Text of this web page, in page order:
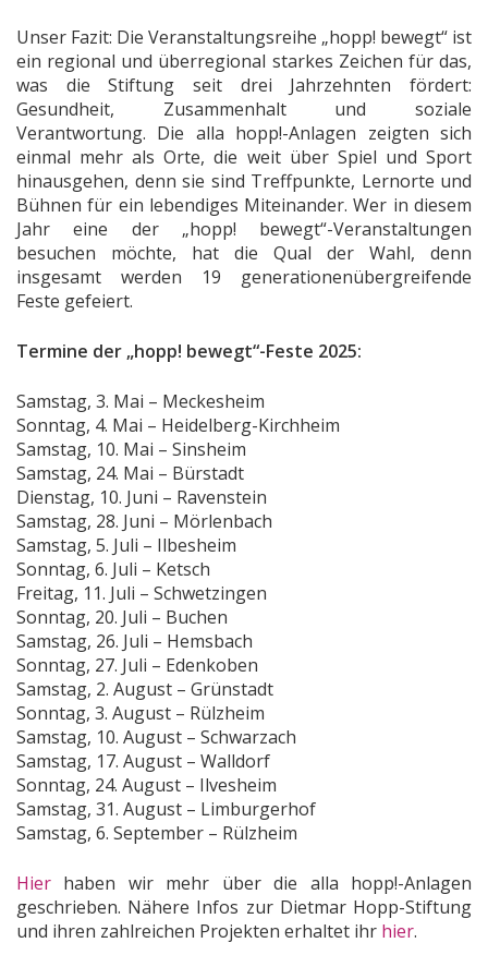
Unser Fazit: Die Veranstaltungsreihe „hopp! bewegt“ ist
ein regional und überregional starkes Zeichen für das,
was die Stiftung seit drei Jahrzehnten fördert:
Gesundheit, Zusammenhalt und soziale
Verantwortung. Die alla hopp!-Anlagen zeigten sich
einmal mehr als Orte, die weit über Spiel und Sport
hinausgehen, denn sie sind Treffpunkte, Lernorte und
Bühnen für ein lebendiges Miteinander. Wer in diesem
Jahr eine der „hopp! bewegt“-Veranstaltungen
besuchen möchte, hat die Qual der Wahl, denn
insgesamt werden 19 generationenübergreifende
Feste gefeiert.
Termine der „hopp! bewegt“-Feste 2025:
Samstag, 3. Mai – Meckesheim
Sonntag, 4. Mai – Heidelberg-Kirchheim
Samstag, 10. Mai – Sinsheim
Samstag, 24. Mai – Bürstadt
Dienstag, 10. Juni – Ravenstein
Samstag, 28. Juni – Mörlenbach
Samstag, 5. Juli – Ilbesheim
Sonntag, 6. Juli – Ketsch
Freitag, 11. Juli – Schwetzingen
Sonntag, 20. Juli – Buchen
Samstag, 26. Juli – Hemsbach
Sonntag, 27. Juli – Edenkoben
Samstag, 2. August – Grünstadt
Sonntag, 3. August – Rülzheim
Samstag, 10. August – Schwarzach
Samstag, 17. August – Walldorf
Sonntag, 24. August – Ilvesheim
Samstag, 31. August – Limburgerhof
Samstag, 6. September – Rülzheim
Hier haben wir mehr über die alla hopp!-Anlagen
geschrieben. Nähere Infos zur Dietmar Hopp-Stiftung
und ihren zahlreichen Projekten erhaltet ihr hier.